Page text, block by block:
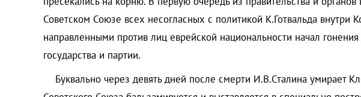
Советском Союзе всех несогласных с политикой К.Готвальда
направленными против лиц еврейской национальности начал
государства и партии.
Буквально через девять дней после смерти И.В.Сталина умирает